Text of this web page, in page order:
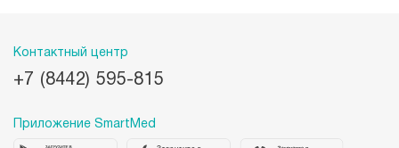
Контактный центр
+7 (8442) 595-815
Приложение SmartMed